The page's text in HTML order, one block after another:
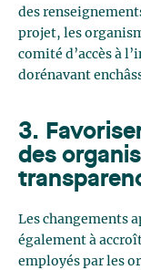
des
projet, les
comité d’accès à
dorénavant
3.
des
Les changements
également à
employés par les